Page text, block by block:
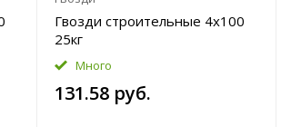
Гвозди строительные 4x100
25кг
Много
131.58 руб.